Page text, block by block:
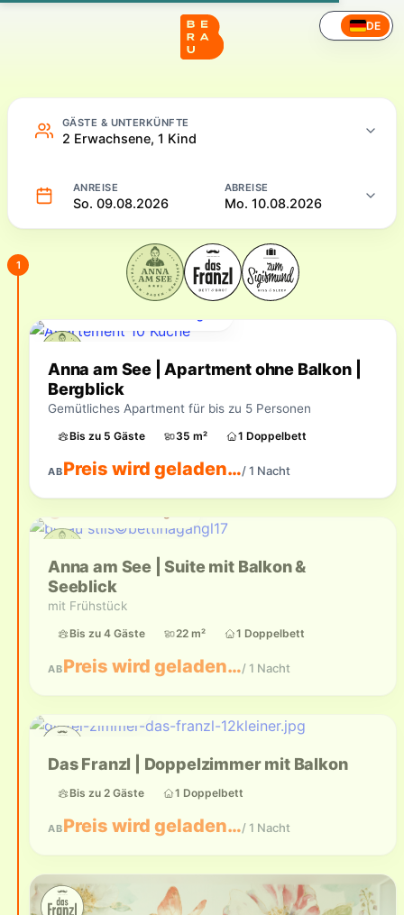
DE
GÄSTE & UNTERKÜNFTE
2 Erwachsene, 1 Kind
ANREISE
So. 09.08.2026
ABREISE
Mo. 10.08.2026
1
Verfügbare Unterkünfte
Anna am See | Apartment ohne Balkon |
Bergblick
Gemütliches Apartment für bis zu 5 Personen
Bis zu 5 Gäste 35 m² 1 Doppelbett
ABPreis wird geladen…/ 1 Nacht
Anna am See | Suite mit Balkon &
Seeblick
mit Frühstück
Bis zu 4 Gäste 22 m² 1 Doppelbett
ABPreis wird geladen…/ 1 Nacht
Das Franzl | Doppelzimmer mit Balkon
Bis zu 2 Gäste 1 Doppelbett
ABPreis wird geladen…/ 1 Nacht